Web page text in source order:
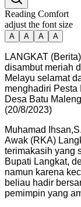
Reading Comfort
adjust the font size
A A A A
LANGKAT
disambut meriah
Melayu selamat
menghadiri Pesta
Desa Batu
(20/8/2023)
Muhamad
Awak (RKA)
terimakasih yang
Bupati Langkat,
namun karena
beliau hadir
pemimpin yang